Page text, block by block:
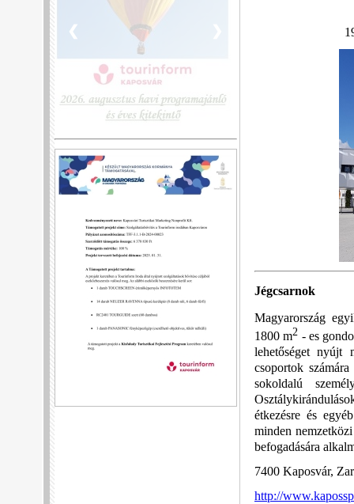
❮
Jégcsarnok
Magyarország
1800 m2 - es
lehetőséget nyújt
csoportok
sokoldalú
étkezésre és
minden
befogadására
7400 Kaposvár,
http://